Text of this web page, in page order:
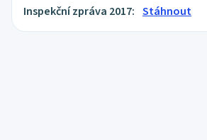
Inspekční zpráva 2017: Stáhnout